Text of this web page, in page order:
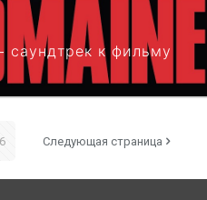
к фильму
Следующая страница